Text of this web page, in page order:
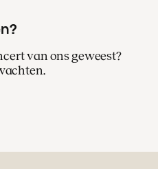
van ons geweest?